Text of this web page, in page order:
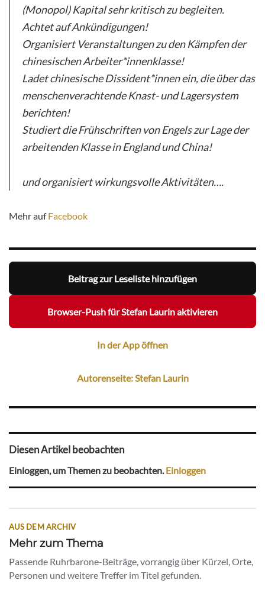
(Monopol) Kapital sehr kritisch zu begleiten.
Achtet auf Ankündigungen!
Organisiert Veranstaltungen zu den Kämpfen der
chinesischen Arbeiter*innenklasse!
Ladet chinesische Dissident*innen ein, die über das
menschenverachtende Knast- und Lagersystem
berichten!
Studiert die Frühschriften von Engels zur Lage der
arbeitenden Klasse in England und China!
und organisiert wirkungsvolle Aktivitäten….
Mehr aufFacebook
Beitrag zur Leseliste hinzufügen
Browser-Push für Stefan Laurin aktivieren
In der App öffnen
Autorenseite: Stefan Laurin
Diesen Artikel beobachten
Einloggen, um Themen zu beobachten.Einloggen
AUS DEM ARCHIV
Mehr zum Thema
Passende Ruhrbarone-Beiträge, vorrangig über Kürzel, Orte,
Personen und weitere Treffer im Titel gefunden.